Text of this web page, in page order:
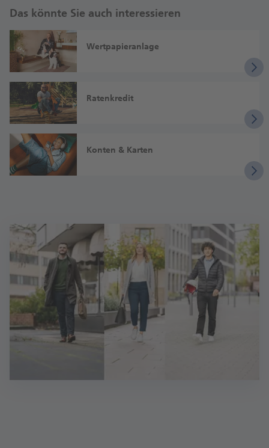
Das könnte Sie auch interessieren
Wertpapieranlage
Ratenkredit
Konten & Karten